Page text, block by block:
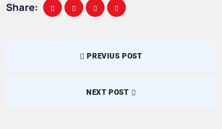
Share:
PREVIUS POST
NEXT POST